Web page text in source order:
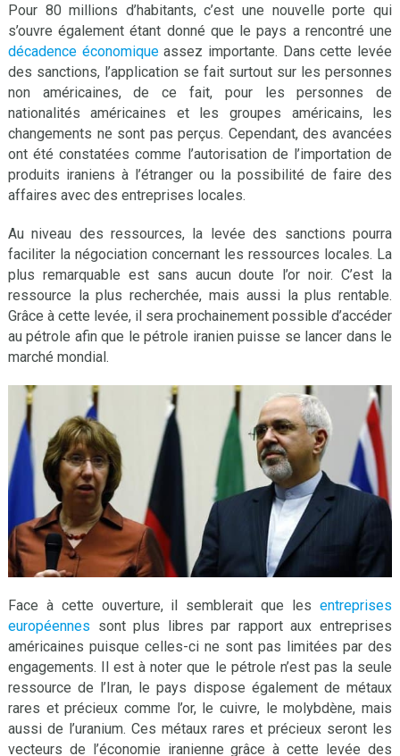
Pour 80 millions d’habitants, c’est une nouvelle porte qui
s’ouvre également étant donné que le pays a rencontré une
décadence économiqueassez importante. Dans cette levée
des sanctions, l’application se fait surtout sur les personnes
non américaines, de ce fait, pour les personnes de
nationalités américaines et les groupes américains, les
changements ne sont pas perçus. Cependant, des avancées
ont été constatées comme l’autorisation de l’importation de
produits iraniens à l’étranger ou la possibilité de faire des
affaires avec des entreprises locales.
Au niveau des ressources, la levée des sanctions pourra
faciliter la négociation concernant les ressources locales. La
plus remarquable est sans aucun doute l’or noir. C’est la
ressource la plus recherchée, mais aussi la plus rentable.
Grâce à cette levée, il sera prochainement possible d’accéder
au pétrole afin que le pétrole iranien puisse se lancer dans le
marché mondial.
Face à cette ouverture, il semblerait que lesentreprises
européennes sont plus libres par rapport aux entreprises
américaines puisque celles-ci ne sont pas limitées par des
engagements. Il est à noter que le pétrole n’est pas la seule
ressource de l’Iran, le pays dispose également de métaux
rares et précieux comme l’or, le cuivre, le molybdène, mais
aussi de l’uranium. Ces métaux rares et précieux seront les
vecteurs de l’économie iranienne grâce à cette levée des